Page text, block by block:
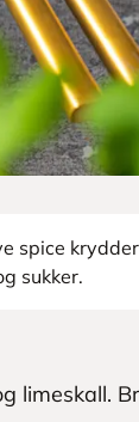
spice
sukker.
limeskall.